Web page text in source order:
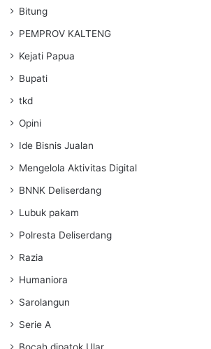
Bitung
PEMPROV KALTENG
Kejati Papua
Bupati
tkd
Opini
Ide Bisnis Jualan
Mengelola Aktivitas Digital
BNNK Deliserdang
Lubuk pakam
Polresta Deliserdang
Razia
Humaniora
Sarolangun
Serie A
Bocah dipatok Ular